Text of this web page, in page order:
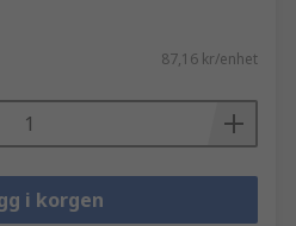
87,16 kr/enhet
i korgen